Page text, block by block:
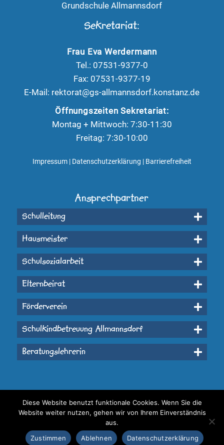
Grundschule Allmannsdorf
Sekretariat:
Frau Eva Werdermann
Tel.: 07531-9377-0
Fax: 07531-9377-19
E-Mail: rektorat@gs-allmannsdorf.konstanz.de
Öffnungszeiten Sekretariat:
Montag + Mittwoch: 7:30-11:30
Freitag: 7:30-10:00
Impressum| Datenschutzerklärung | Barrierefreiheit
Ansprechpartner
Schulleitung
Hausmeister
Schulsozialarbeit
Elternbeirat
Förderverein
Schulkindbetreuung Allmannsdorf
Beratungslehrerin
Diese Website benutzt funktionale Cookies. Wenn Sie die
Website weiter nutzen, gehen wir von Ihrem Einverständnis
aus.
Zustimmen
Ablehnen Datenschutzerklärung